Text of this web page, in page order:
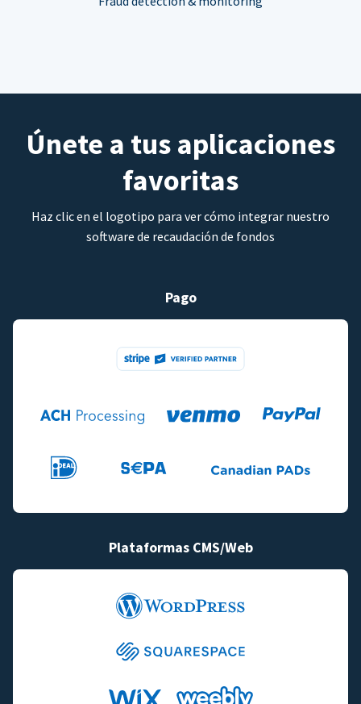
Únete a tus aplicaciones
favoritas
Haz clic en el logotipo para ver cómo integrar nuestro
software de recaudación de fondos
Pago
Plataformas CMS/Web